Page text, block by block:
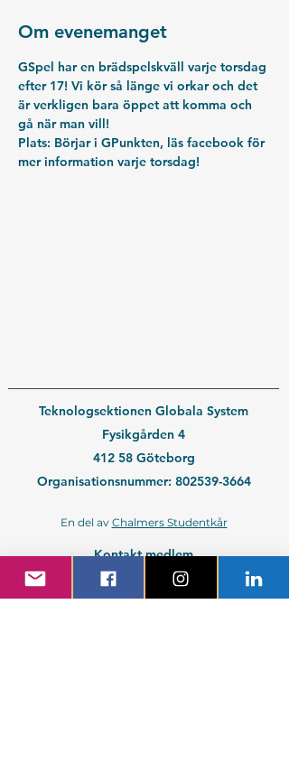
Om evenemanget
GSpel har en brädspelskväll varje torsdag
efter 17! Vi kör så länge vi orkar och det
är verkligen bara öppet att komma och
gå när man vill!
Plats: Börjar i GPunkten, läs facebook för
mer information varje torsdag!
Teknologsektionen Globala System
Fysikgården 4
412 58 Göteborg
Organisationsnummer: 802539-3664
En del av Chalmers Studentkår
Kontakt medlem
Kontakt företag